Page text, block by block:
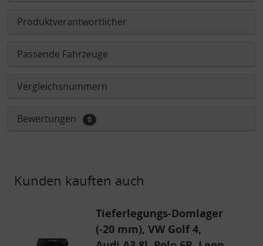
Produktverantwortlicher
Passende Fahrzeuge
Vergleichsnummern
Bewertungen 0
Kunden kauften auch
Tieferlegungs-Domlager
(-20 mm), VW Golf 4,